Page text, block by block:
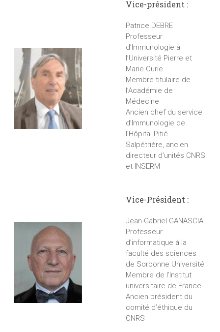
Vice-président :
Patrice DEBRE
Professeur
d’Immunologie à
l’Université Pierre et
Marie Curie
Membre titulaire de
l’Académie de
Médecine
Ancien chef du service
d’Immunologie de
l’Hôpital Pitié-
Salpétrière, ancien
directeur d’unités CNRS
et INSERM
Vice-Président :
Jean-Gabriel GANASCIA
Professeur
d’informatique à la
faculté des sciences
de Sorbonne Université
Membre de l’Institut
universitaire de France
Ancien président du
comité d’éthique du
CNRS